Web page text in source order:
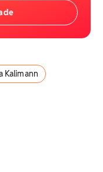
Kalimann